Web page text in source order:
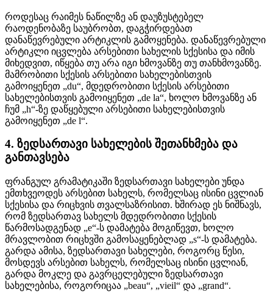
როდესაც რაიმეს ნაწილზე ან დაუზუსტებელ
რაოდენობაზე საუბრობთ, დაგჭირდებათ
დანაწევრებული არტიკლის გამოყენება. დანაწევრებული
არტიკლი იცვლება არსებითი სახელის სქესისა და იმის
მიხედვით, იწყება თუ არა იგი ხმოვანზე თუ თანხმოვანზე.
მამრობითი სქესის არსებითი სახელებისთვის
გამოიყენეთ „du“, მდედრობითი სქესის არსებითი
სახელებისთვის გამოიყენეთ „de la“, ხოლო ხმოვანზე ან
ჩუმ „h“-ზე დაწყებული არსებითი სახელებისთვის
გამოიყენეთ „de l“.
4. ზედსართავი სახელების შეთანხმება და
განთავსება
ფრანგულ გრამატიკაში ზედსართავი სახელები უნდა
ემთხვეოდეს არსებით სახელს, რომელსაც ისინი ცვლიან
სქესისა და რიცხვის თვალსაზრისით. ხშირად ეს ნიშნავს,
რომ ზედსართავ სახელს მდედრობითი სქესის
წარმოსადგენად „e“-ს დამატება მოგიწევთ, ხოლო
მრავლობით რიცხვში გამოსაყენებლად „s“-ს დამატება.
გარდა ამისა, ზედსართავი სახელები, როგორც წესი,
მოსდევს არსებით სახელს, რომელსაც ისინი ცვლიან,
გარდა მოკლე და გავრცელებული ზედსართავი
სახელებისა, როგორიცაა „beau“, „vieil“ და „grand“.